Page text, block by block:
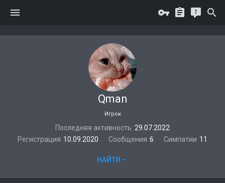
Qman
Игрок
Последняя активность 29.07.2022
Регистрация 10.09.2020 Сообщения 6 Симпатии 11
НАЙТИ